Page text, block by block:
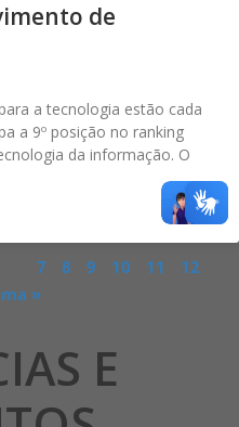
de
a tecnologia estão cada
a 9º posição no ranking
da informação. O
7 8 9 10 11
12
»
E